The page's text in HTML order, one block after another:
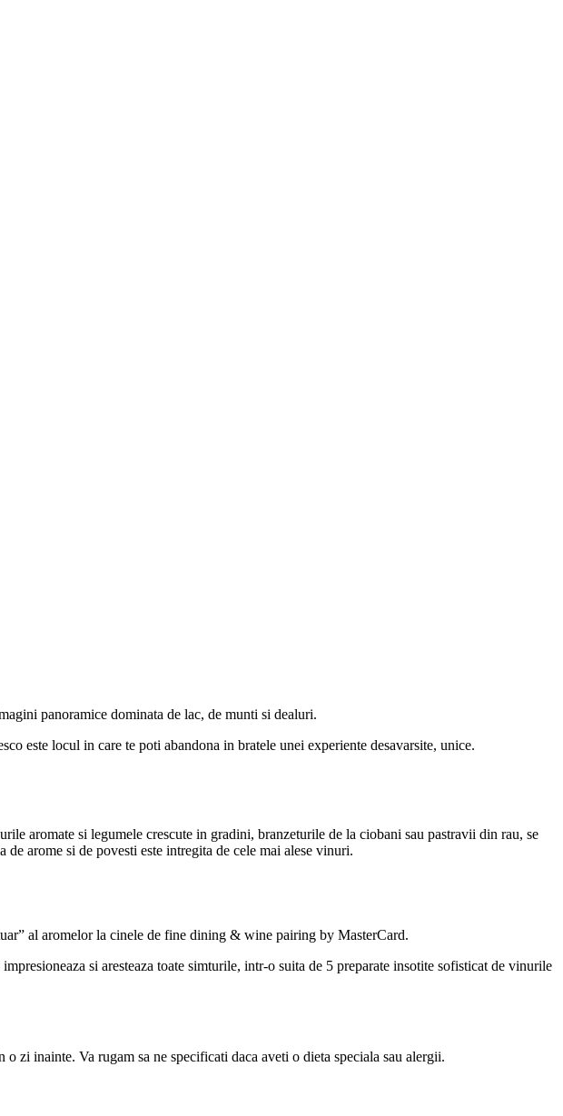
panoramice dominata de lac, de munti si dealuri.
este locul in care te poti abandona in bratele unei experiente desavarsite, unice.
aromate si legumele crescute in gradini, branzeturile de la ciobani sau pastravii din rau, se
arome si de povesti este intregita de cele mai alese vinuri.
al aromelor la cinele de fine dining & wine pairing by MasterCard.
si aresteaza toate simturile, intr-o suita de 5 preparate insotite sofisticat de vinurile
zi inainte. Va rugam sa ne specificati daca aveti o dieta speciala sau alergii.